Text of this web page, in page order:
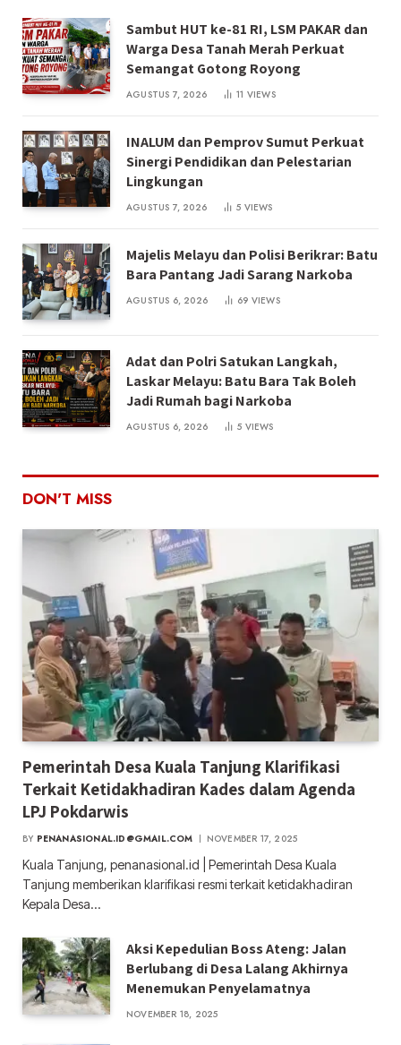
Sambut HUT ke-81 RI, LSM PAKAR dan
Warga Desa Tanah Merah Perkuat
Semangat Gotong Royong
AGUSTUS 7, 2026 11 VIEWS
INALUM dan Pemprov Sumut Perkuat
Sinergi Pendidikan dan Pelestarian
Lingkungan
AGUSTUS 7, 2026 5 VIEWS
Majelis Melayu dan Polisi Berikrar: Batu
Bara Pantang Jadi Sarang Narkoba
AGUSTUS 6, 2026 69 VIEWS
Adat dan Polri Satukan Langkah,
Laskar Melayu: Batu Bara Tak Boleh
Jadi Rumah bagi Narkoba
AGUSTUS 6, 2026 5 VIEWS
DON'T MISS
Pemerintah Desa Kuala Tanjung Klarifikasi
Terkait Ketidakhadiran Kades dalam Agenda
LPJ Pokdarwis
BY PENANASIONAL.ID@GMAIL.COM NOVEMBER 17, 2025
Kuala Tanjung, penanasional.id | Pemerintah Desa Kuala
Tanjung memberikan klarifikasi resmi terkait ketidakhadiran
Kepala Desa…
Aksi Kepedulian Boss Ateng: Jalan
Berlubang di Desa Lalang Akhirnya
Menemukan Penyelamatnya
NOVEMBER 18, 2025